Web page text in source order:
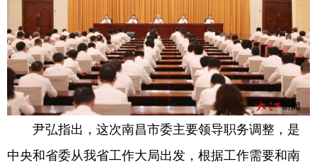
陕西 甘肃 青海 宁夏
新疆 内蒙古 黑龙江
多语种频道
English Español Français عربى 尹弘指出， 这次南昌市委主要领导职务调整，是
中央和省委从我省工作大局出发，根据工作需要和南